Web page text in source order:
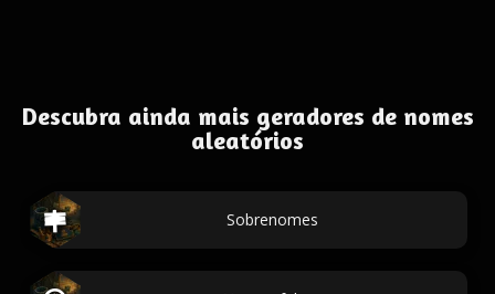
Descubra ainda mais geradores de nomes
aleatórios
Sobrenomes